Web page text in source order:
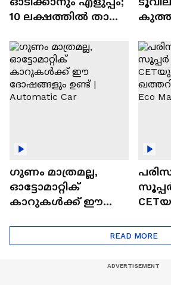
10 ലക്ഷത്തിൽ താഴെ
ഓട്ടോമാറ്റിക്ക്
എസ്‍യുവികൾ
ഗുണം മാത്രമല്ല,
ഓട്ടോമാറ്റിക്
കാറുകൾക്ക് ഈ
Eco
READ MORE